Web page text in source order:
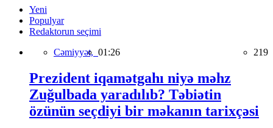
Yeni
Populyar
Redaktorun seçimi
Cəmiyyət, 01:26 219
Prezident iqamətgahı niyə məhz
Zuğulbada yaradılıb? Təbiətin
özünün seçdiyi bir məkanın tarixçəsi